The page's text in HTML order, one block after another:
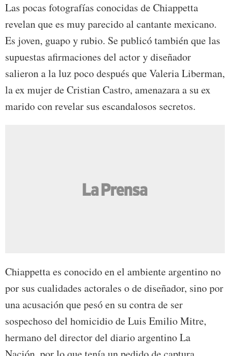
Las pocas fotografías conocidas de Chiappetta
revelan que es muy parecido al cantante mexicano.
Es joven, guapo y rubio. Se publicó también que las
supuestas afirmaciones del actor y diseñador
salieron a la luz poco después que Valeria Liberman,
la ex mujer de Cristian Castro, amenazara a su ex
marido con revelar sus escandalosos secretos.
Chiappetta es conocido en el ambiente argentino no
por sus cualidades actorales o de diseñador, sino por
una acusación que pesó en su contra de ser
sospechoso del homicidio de Luis Emilio Mitre,
hermano del director del diario argentino La